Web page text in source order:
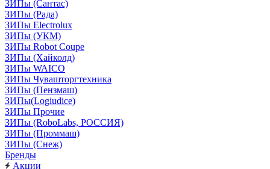
ЗИПы (Сантас)
ЗИПы (Рада)
ЗИПы Electrolux
ЗИПы (УКМ)
ЗИПы Robot Coupe
ЗИПы (Хайколд)
ЗИПы WAICO
ЗИПы Чувашторгтехника
ЗИПы (Пензмаш)
ЗИПы(Logiudice)
ЗИПы Прочие
ЗИПы (RoboLabs, РОССИЯ)
ЗИПы (Проммаш)
ЗИПы (Снеж)
Бренды
Акции